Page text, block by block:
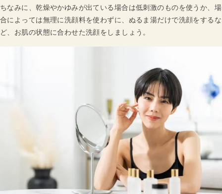
ちなみに、乾燥やかゆみが出ている場合は低刺激のものを使うか、場
合によっては無理に洗顔料を使わずに、ぬるま湯だけで洗顔をするな
ど、お肌の状態に合わせた洗顔をしましょう。